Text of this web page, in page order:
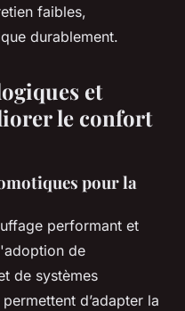
faibles,
durablement.
et
le confort
pour la
performant et
de
de systèmes
d’adapter la